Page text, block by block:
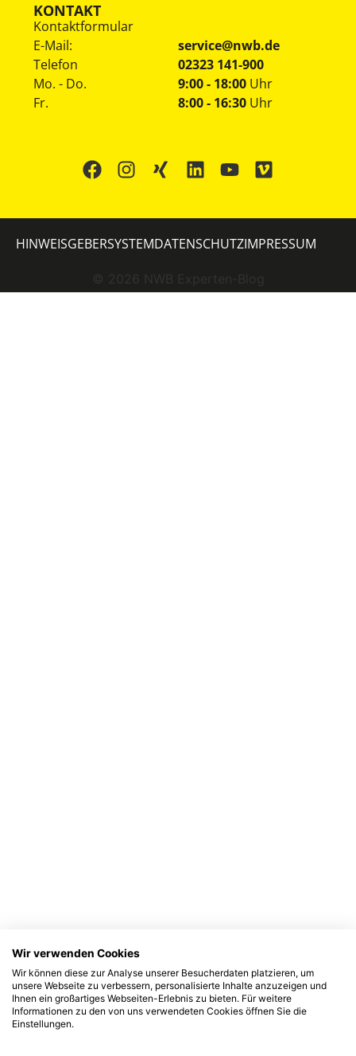
KONTAKT
Kontaktformular
E-Mail:
service@nwb.de
Telefon
02323 141-900
Mo. - Do.
Fr.
9:00 - 18:00 Uhr
8:00 - 16:30 Uhr
© 2026 NWB Experten-Blog
HINWEISGEBERSYSTEMDATENSCHUTZIMPRESSUM
Wir verwenden Cookies
Wir können diese zur Analyse unserer Besucherdaten platzieren, um
unsere Webseite zu verbessern, personalisierte Inhalte anzuzeigen und
Ihnen ein großartiges Webseiten-Erlebnis zu bieten. Für weitere
Informationen zu den von uns verwendeten Cookies öffnen Sie die
Einstellungen.